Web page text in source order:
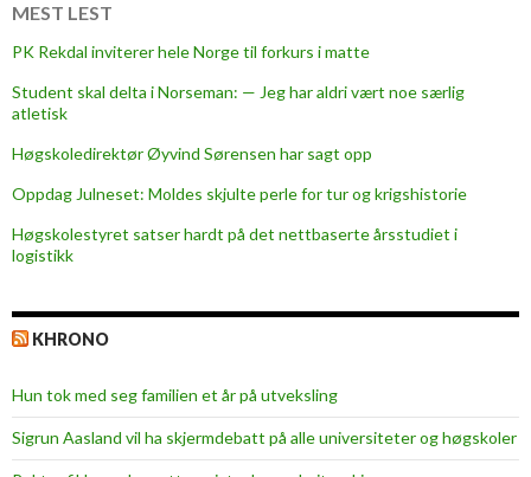
j
r
e
e
r
MEST LEST
PK Rekdal inviterer hele Norge til forkurs i matte
Student skal delta i Norseman: — Jeg har aldri vært noe særlig
atletisk
Høgskoledirektør Øyvind Sørensen har sagt opp
Oppdag Julneset: Moldes skjulte perle for tur og krigshistorie
Høgskolestyret satser hardt på det nettbaserte årsstudiet i
logistikk
KHRONO
Hun tok med seg familien et år på utveksling
Sigrun Aasland vil ha skjerm­debatt på alle universiteter og høgskoler